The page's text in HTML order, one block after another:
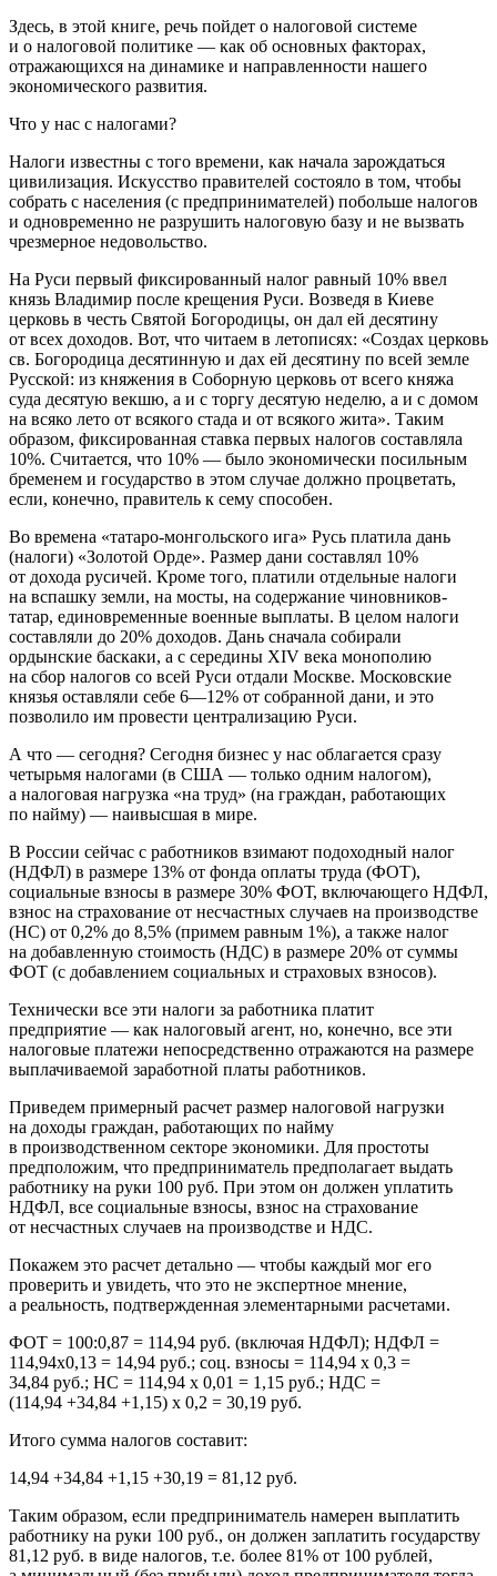
Здесь, в этой книге, речь пойдет о налоговой системе
и о налоговой политике — как об основных факторах,
отражающихся на динамике и направленности нашего
экономического развития.
Что у нас с налогами?
Налоги известны с того времени, как начала зарождаться
цивилизация. Искусство правителей состояло в том, чтобы
собрать с населения (с предпринимателей) побольше налогов
и одновременно не разрушить налоговую базу и не вызвать
чрезмерное недовольство.
На Руси первый фиксированный налог равный 10% ввел
князь Владимир после крещения Руси. Возведя в Киеве
церковь в честь Святой Богородицы, он дал ей десятину
от всех доходов. Вот, что читаем в летописях: «Создах церковь
св. Богородица десятинную и дах ей десятину по всей земле
Русской: из княжения в Соборную церковь от всего княжа
суда десятую векшю, а и с торгу десятую неделю, а и с домом
на всяко лето от всякого стада и от всякого жита». Таким
образом, фиксированная ставка первых налогов составляла
10%. Считается, что 10% — было экономически посильным
бременем и государство в этом случае должно процветать,
если, конечно, правитель к сему способен.
Во времена «татаро-монгольского ига» Русь платила дань
(налоги) «Золотой Орде». Размер дани составлял 10%
от дохода русичей. Кроме того, платили отдельные налоги
на вспашку земли, на мосты, на содержание чиновников-
татар, единовременные военные выплаты. В целом налоги
составляли до 20% доходов. Дань сначала собирали
ордынские баскаки, а с середины XIV века монополию
на сбор налогов со всей Руси отдали Москве. Московские
князья оставляли себе 6—12% от собранной дани, и это
позволило им провести централизацию Руси.
А что — сегодня? Сегодня бизнес у нас облагается сразу
четырьмя налогами (в США — только одним налогом),
а налоговая нагрузка «на труд» (на граждан, работающих
по найму) — наивысшая в мире.
В России сейчас с работников взимают подоходный налог
(НДФЛ) в размере 13% от фонда оплаты труда (ФОТ),
социальные взносы в размере 30% ФОТ, включающего НДФЛ,
взнос на страхование от несчастных случаев на производстве
(НС) от 0,2% до 8,5% (примем равным 1%), а также налог
на добавленную стоимость (НДС) в размере 20% от суммы
ФОТ (с добавлением социальных и страховых взносов).
Технически все эти налоги за работника платит
предприятие — как налоговый агент, но, конечно, все эти
налоговые платежи непосредственно отражаются на размере
выплачиваемой заработной платы работников.
Приведем примерный расчет размер налоговой нагрузки
на доходы граждан, работающих по найму
в производственном секторе экономики. Для простоты
предположим, что предприниматель предполагает выдать
работнику на руки 100 руб. При этом он должен уплатить
НДФЛ, все социальные взносы, взнос на страхование
от несчастных случаев на производстве и НДС.
Покажем это расчет детально — чтобы каждый мог его
проверить и увидеть, что это не экспертное мнение,
а реальность, подтвержденная элементарными расчетами.
ФОТ = 100:0,87 = 114,94 руб. (включая НДФЛ); НДФЛ =
114,94х0,13 = 14,94 руб.; соц. взносы = 114,94 х 0,3 =
34,84 руб.; НС = 114,94 х 0,01 = 1,15 руб.; НДС =
(114,94 +34,84 +1,15) х 0,2 = 30,19 руб.
Итого сумма налогов составит:
14,94 +34,84 +1,15 +30,19 = 81,12 руб.
Таким образом, если предприниматель намерен выплатить
работнику на руки 100 руб., он должен заплатить государству
81,12 руб. в виде налогов, т.е. более 81% от 100 рублей,